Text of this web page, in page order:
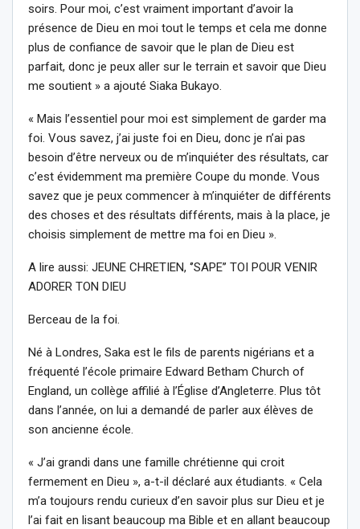
soirs. Pour moi, c’est vraiment important d’avoir la
présence de Dieu en moi tout le temps et cela me donne
plus de confiance de savoir que le plan de Dieu est
parfait, donc je peux aller sur le terrain et savoir que Dieu
me soutient » a ajouté Siaka Bukayo.
« Mais l’essentiel pour moi est simplement de garder ma
foi. Vous savez, j’ai juste foi en Dieu, donc je n’ai pas
besoin d’être nerveux ou de m’inquiéter des résultats, car
c’est évidemment ma première Coupe du monde. Vous
savez que je peux commencer à m’inquiéter de différents
des choses et des résultats différents, mais à la place, je
choisis simplement de mettre ma foi en Dieu ».
A lire aussi: JEUNE CHRETIEN, ‘’SAPE’’ TOI POUR VENIR
ADORER TON DIEU
Berceau de la foi.
Né à Londres, Saka est le fils de parents nigérians et a
fréquenté l’école primaire Edward Betham Church of
England, un collège affilié à l’Église d’Angleterre. Plus tôt
dans l’année, on lui a demandé de parler aux élèves de
son ancienne école.
« J’ai grandi dans une famille chrétienne qui croit
fermement en Dieu », a-t-il déclaré aux étudiants. « Cela
m’a toujours rendu curieux d’en savoir plus sur Dieu et je
l’ai fait en lisant beaucoup ma Bible et en allant beaucoup